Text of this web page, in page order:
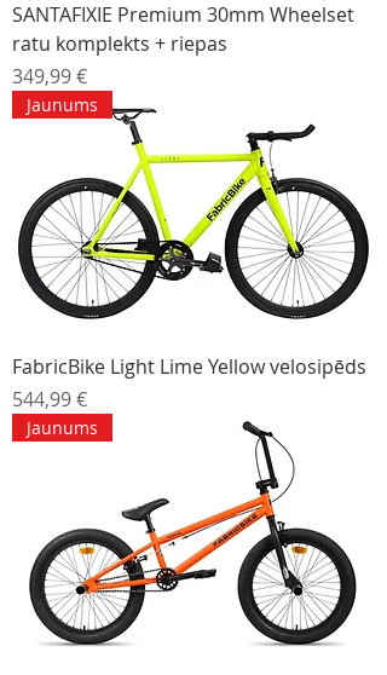
SANTAFIXIE Premium 30mm Wheelset
ratu komplekts + riepas
Cena
349,99 €
Jaunums
FabricBike Light Lime Yellow velosipēds
Cena
544,99 €
Jaunums